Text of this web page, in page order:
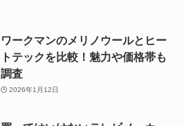
ワークマンのメリノウールとヒー
トテックを比較！魅力や価格帯も
調査
2026年1月12日